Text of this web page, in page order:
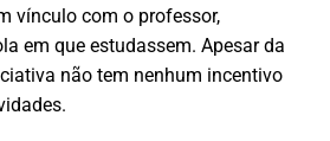
vínculo com o professor,
em que estudassem. Apesar da
não tem nenhum incentivo